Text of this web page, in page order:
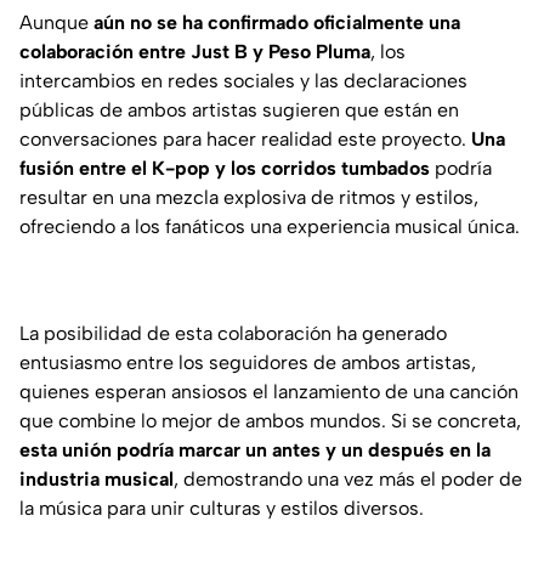
Aunque aún no se ha confirmado oficialmente una
colaboración entre Just B y Peso Pluma, los
intercambios en redes sociales y las declaraciones
públicas de ambos artistas sugieren que están en
conversaciones para hacer realidad este proyecto. Una
fusión entre el K-pop y los corridos tumbados podría
resultar en una mezcla explosiva de ritmos y estilos,
ofreciendo a los fanáticos una experiencia musical única.
La posibilidad de esta colaboración ha generado
entusiasmo entre los seguidores de ambos artistas,
quienes esperan ansiosos el lanzamiento de una canción
que combine lo mejor de ambos mundos. Si se concreta,
esta unión podría marcar un antes y un después en la
industria musical, demostrando una vez más el poder de
la música para unir culturas y estilos diversos.